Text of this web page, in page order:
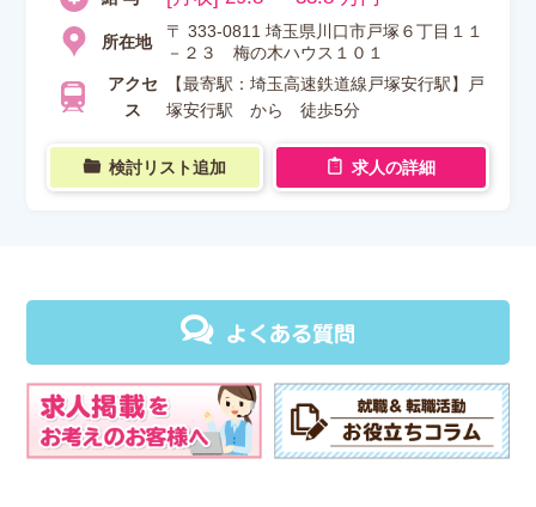
所在地
〒 333-0811 埼玉県川口市戸塚６丁目１１
－２３ 梅の木ハウス１０１
アクセ
ス
【最寄駅：埼玉高速鉄道線戸塚安行駅】戸
塚安行駅 から 徒歩5分
検討リスト追加 求人の詳細
よくある質問